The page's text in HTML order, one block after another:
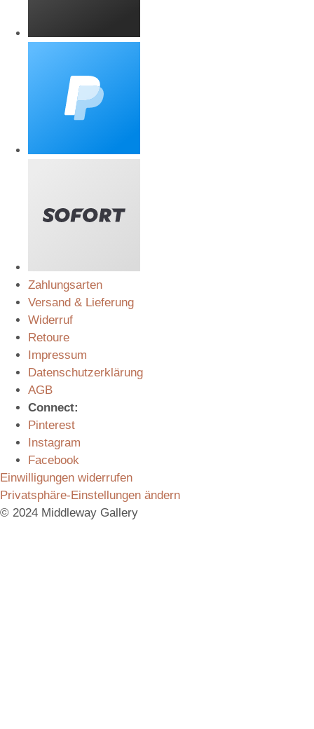
Zahlungsarten
Versand & Lieferung
Widerruf
Retoure
Impressum
Datenschutzerklärung
AGB
Connect:
Pinterest
Instagram
Facebook
Einwilligungen widerrufen
Privatsphäre-Einstellungen ändern
© 2024 Middleway Gallery